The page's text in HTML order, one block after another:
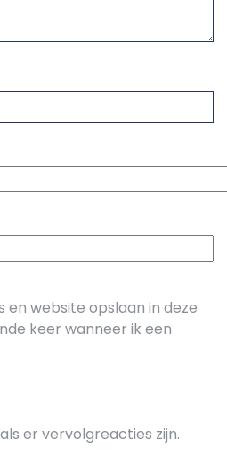
en website opslaan in deze
keer wanneer ik een
er vervolgreacties zijn.